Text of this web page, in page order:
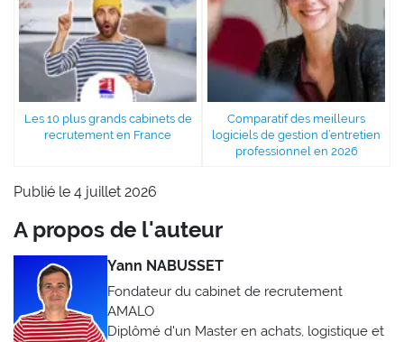
Les 10 plus grands cabinets de
recrutement en France
Comparatif des meilleurs
logiciels de gestion d’entretien
professionnel en 2026
Publié le 4 juillet 2026
A propos de l'auteur
Yann NABUSSET
Fondateur du cabinet de recrutement
AMALO
Diplômé d'un Master en achats, logistique et